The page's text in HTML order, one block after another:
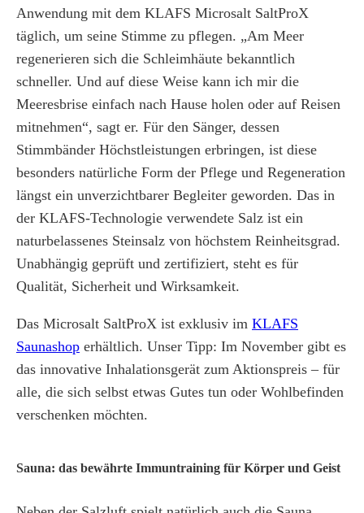
Anwendung mit dem KLAFS Microsalt SaltProX
täglich, um seine Stimme zu pflegen. „Am Meer
regenerieren sich die Schleimhäute bekanntlich
schneller. Und auf diese Weise kann ich mir die
Meeresbrise einfach nach Hause holen oder auf Reisen
mitnehmen“, sagt er. Für den Sänger, dessen
Stimmbänder Höchstleistungen erbringen, ist diese
besonders natürliche Form der Pflege und Regeneration
längst ein unverzichtbarer Begleiter geworden. Das in
der KLAFS-Technologie verwendete Salz ist ein
naturbelassenes Steinsalz von höchstem Reinheitsgrad.
Unabhängig geprüft und zertifiziert, steht es für
Qualität, Sicherheit und Wirksamkeit.
Das Microsalt SaltProX ist exklusiv im KLAFS
Saunashop erhältlich. Unser Tipp: Im November gibt es
das innovative Inhalationsgerät zum Aktionspreis – für
alle, die sich selbst etwas Gutes tun oder Wohlbefinden
verschenken möchten.
Sauna: das bewährte Immuntraining für Körper und Geist